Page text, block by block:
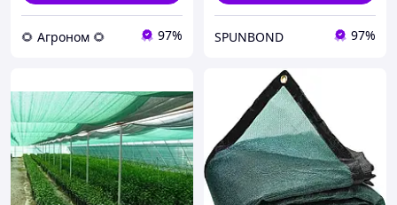
🌻 Агроном 🌻 97% SPUNBOND 97%